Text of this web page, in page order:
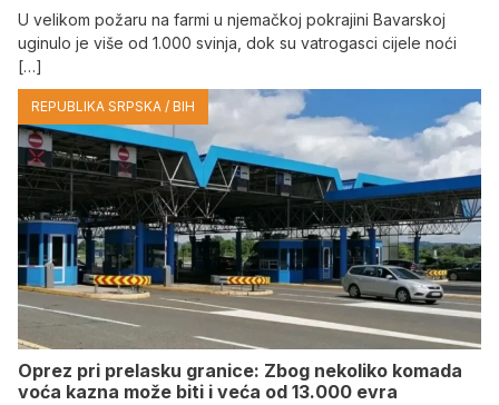
U velikom požaru na farmi u njemačkoj pokrajini Bavarskoj
uginulo je više od 1.000 svinja, dok su vatrogasci cijele noći
[…]
REPUBLIKA SRPSKA / BIH
Oprez pri prelasku granice: Zbog nekoliko komada
voća kazna može biti i veća od 13.000 evra